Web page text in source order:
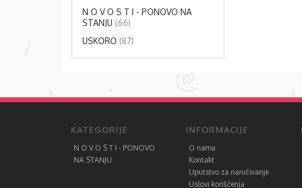
N O V O S T I - PONOVO NA
STANJU (66)
USKORO (87)
KATEGORIJE
N O V O S T I - PONOVO
NA STANJU
INFORMACIJE
O nama
Kontakt
Uputstvo za naručivanje
Uslovi korišćenja